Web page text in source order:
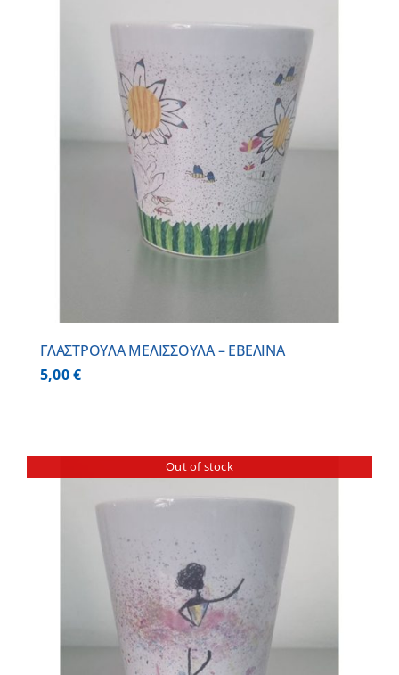
ΓΛΑΣΤΡΟΥΛΑ ΜΕΛΙΣΣΟΥΛΑ – ΕΒΕΛΙΝΑ
5,00€
Out of stock